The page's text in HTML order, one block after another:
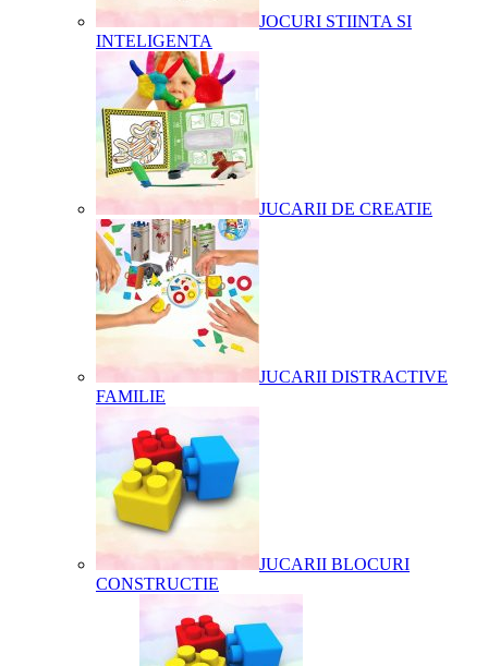
JOCURI STIINTA SI
INTELIGENTA
JUCARII DE CREATIE
JUCARII DISTRACTIVE
FAMILIE
JUCARII BLOCURI
CONSTRUCTIE